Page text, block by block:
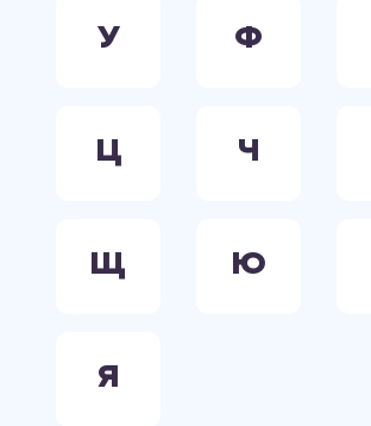
У Ф
Ц Ч
Щ Ю
Я